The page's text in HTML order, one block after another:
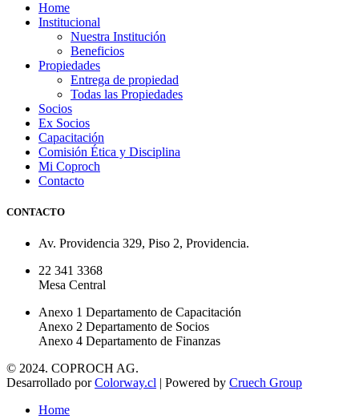
Home
Institucional
Nuestra Institución
Beneficios
Propiedades
Entrega de propiedad
Todas las Propiedades
Socios
Ex Socios
Capacitación
Comisión Ética y Disciplina
Mi Coproch
Contacto
CONTACTO
Av. Providencia 329, Piso 2, Providencia.
22 341 3368
Mesa Central
Anexo 1 Departamento de Capacitación
Anexo 2 Departamento de Socios
Anexo 4 Departamento de Finanzas
© 2024. COPROCH AG.
Desarrollado porColorway.cl | Powered by Cruech Group
Home